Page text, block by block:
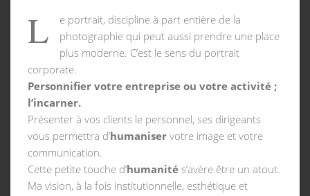
L
e portrait, discipline à part entière de la
photographie qui peut aussi prendre une place
plus moderne. C’est le sens du portrait
corporate.
Personnifier votre entreprise ou votre activité ;
l’incarner.
Présenter à vos clients le personnel, ses dirigeants
vous permettra d’humaniser votre image et votre
communication.
Cette petite touche d’humanité s’avère être un atout.
Ma vision, à la fois institutionnelle, esthétique et